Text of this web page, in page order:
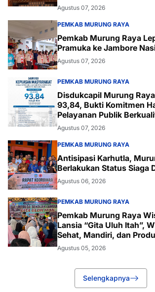
Agustus 07, 2026
PEMKAB MURUNG RAYA
Pemkab Murung Raya
Pramuka ke Jambore
Agustus 07, 2026
PEMKAB MURUNG RAYA
Disdukcapil Murung
93,84, Bukti Komitmen
Pelayanan Publik
Agustus 07, 2026
PEMKAB MURUNG RAYA
Antisipasi Karhutla,
Berlakukan Status Siaga
Agustus 06, 2026
PEMKAB MURUNG RAYA
Pemkab Murung Raya
Lansia “Gita Uluh Itah”,
Sehat, Mandiri, dan
Agustus 05, 2026
Selengkapnya